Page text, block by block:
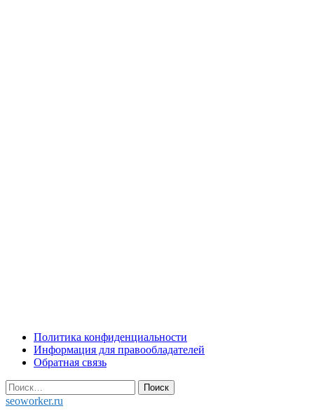
Skip
content
Политика конфиденциальности
Информация для правообладателей
Обратная связь
Найти:
seoworker.ru